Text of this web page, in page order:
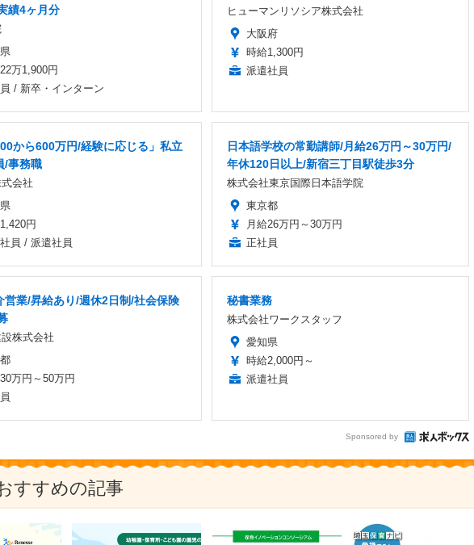
績4ヶ月分
万1,900円
/ 新卒・インターン
ヒューマンリソシア株式会社
大阪府
時給1,300円
派遣社員
から600万円/経験に応じる」私立
/事務職
会社
円
員 / 派遣社員
日本語学校の常勤講師/月給26万円～30万円/
年休120日以上/新宿三丁目駅徒歩3分
株式会社東京国際日本語学院
東京都
月給26万円～30万円
正社員
営業/昇給あり/週休2日制/社会保険
株式会社
万円～50万円
秘書業務
株式会社ワークスタッフ
愛知県
時給2,000円～
派遣社員
Sponsored by
すすめの記事